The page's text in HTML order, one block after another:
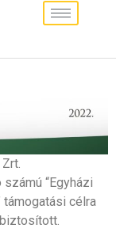
“Egyházi
célra